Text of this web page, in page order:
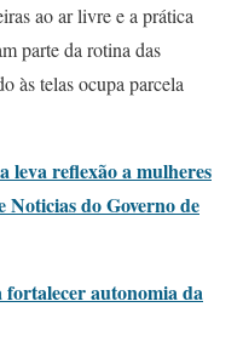
ao ar livre e a prática
parte da rotina das
às telas ocupa parcela
leva reflexão a mulheres
Noticias do Governo de
autonomia da